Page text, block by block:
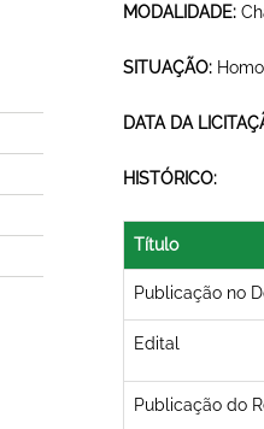
MODALIDADE:
SITUAÇÃO:
DATA DA
HISTÓRICO:
Título
Publicação no
Edital
Publicação do